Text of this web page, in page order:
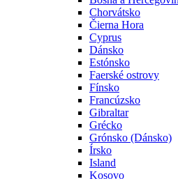
Chorvátsko
Čierna Hora
Cyprus
Dánsko
Estónsko
Faerské ostrovy
Fínsko
Francúzsko
Gibraltar
Grécko
Grónsko (Dánsko)
Írsko
Island
Kosovo